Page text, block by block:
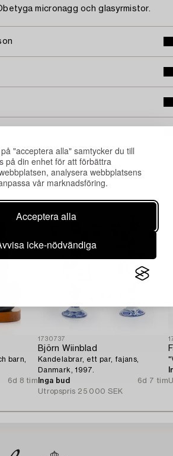
"acceptera alla" samtycker du till
på din enhet för att förbättra
analysera webbplatsens
vår marknadsföring.
Acceptera alla
icke-nödvändiga
micronagg och glasyrmistor.
har även tittat på
barn,
6d 8 tim
1730737
Björn Wiinblad
Kandelabrar, ett par, fajans,
Danmark, 1997.
Inga bud
6d 7 tim
Utropspris 25 000 SEK